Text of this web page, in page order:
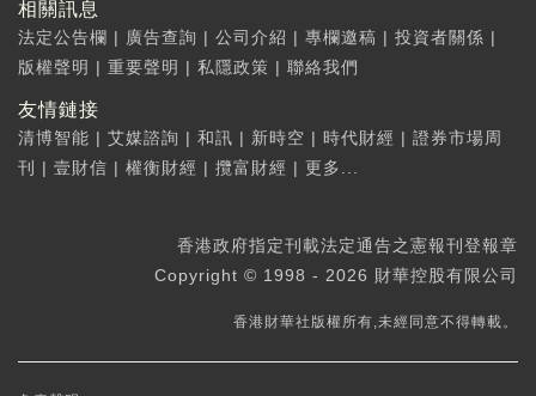
相關訊息
法定公告欄 | 廣告查詢 | 公司介紹 | 專欄邀稿 | 投資者關係 |
版權聲明 | 重要聲明 | 私隱政策 | 聯絡我們
友情鏈接
清博智能 | 艾媒諮詢 | 和訊 | 新時空 | 時代財經 | 證券市場周
刊
| 壹財信 | 權衡財經 | 攬富財經 | 更多...
香港政府指定刊載法定通告之憲報刊登報章
Copyright © 1998 - 2026 財華控股有限公司
香港財華社版權所有,未經同意不得轉載。